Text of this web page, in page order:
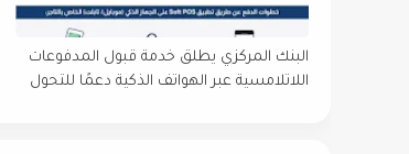
البنك المركزي يطلق خدمة قبول المدفوعات
اللاتلامسية عبر الهواتف الذكية دعمًا للتحول